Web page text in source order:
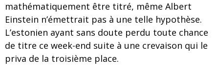
mathématiquement être titré, même Albert
Einstein n’émettrait pas à une telle hypothèse.
L’estonien ayant sans doute perdu toute chance
de titre ce week-end suite à une crevaison qui le
priva de la troisième place.